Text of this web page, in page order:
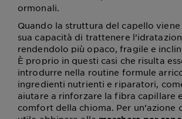
ormonali.
Quando la struttura del capello
sua capacità di trattenere
rendendolo più opaco, fragile e
È proprio in questi casi che risulta
introdurre nella routine formule
ingredienti nutrienti e riparatori,
aiutare a rinforzare la fibra capillare
comfort della chioma. Per un’azione